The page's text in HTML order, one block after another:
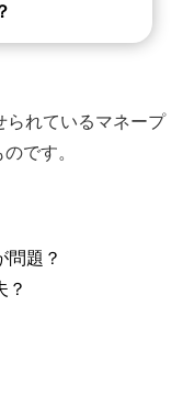
られているマネープ
です。
問題？
？